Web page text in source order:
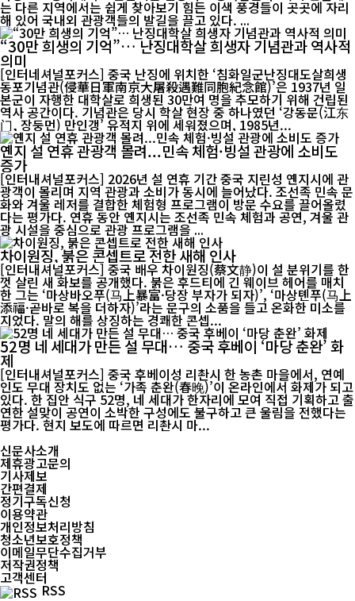
는 다른 지역에서는 쉽게 찾아보기 힘든 이색 풍경들이 곳곳에 자리
해 있어 국내외 관광객들의 발길을 끌고 있다. ...
“30만 희생의 기억”… 난징대학살 희생자 기념관과 역사적
의미
[인터네셔널포커스] 중국 난징에 위치한 ‘침화일군난징대도살희생
동포기념관(侵華日軍南京大屠殺遇難同胞紀念館)’은 1937년 일
본군이 자행한 대학살로 희생된 30만여 명을 추모하기 위해 건립된
역사 공간이다. 기념관은 당시 학살 현장 중 하나였던 ‘강동문(江东
门, 장둥먼) 만인갱’ 유적지 위에 세워졌으며, 1985년...
옌지 설 연휴 관광객 몰려...민속 체험·빙설 관광에 소비도
증가
[인터내셔널포커스] 2026년 설 연휴 기간 중국 지린성 옌지시에 관
광객이 몰리며 지역 관광과 소비가 동시에 늘어났다. 조선족 민속 문
화와 겨울 레저를 결합한 체험형 프로그램이 방문 수요를 끌어올렸
다는 평가다. 연휴 동안 옌지시는 조선족 민속 체험과 공연, 겨울 관
광 시설을 중심으로 관광 프로그램을 ...
차이원징, 붉은 콘셉트로 전한 새해 인사
[인터내셔널포커스] 중국 배우 차이원징(蔡文静)이 설 분위기를 한
껏 살린 새 화보를 공개했다. 붉은 후드티에 긴 웨이브 헤어를 매치
한 그는 ‘마상바오푸(马上暴富·당장 부자가 되자)’, ‘마상톈푸(马上
添福·곧바로 복을 더하자)’라는 문구의 소품을 들고 온화한 미소를
지었다. 말의 해를 상징하는 경쾌한 콘셉...
52명 네 세대가 만든 설 무대… 중국 후베이 ‘마당 춘완’ 화
제
[인터내셔널포커스] 중국 후베이성 리촨시 한 농촌 마을에서, 연예
인도 무대 장치도 없는 ‘가족 춘완(春晚)’이 온라인에서 화제가 되고
있다. 한 집안 식구 52명, 네 세대가 한자리에 모여 직접 기획하고 출
연한 설맞이 공연이 소박한 구성에도 불구하고 큰 울림을 전했다는
평가다. 현지 보도에 따르면 리촨시 마...
신문사소개
제휴광고문의
기사제보
간편결제
정기구독신청
이용약관
개인정보처리방침
청소년보호정책
이메일무단수집거부
저작권정책
고객센터
RSS